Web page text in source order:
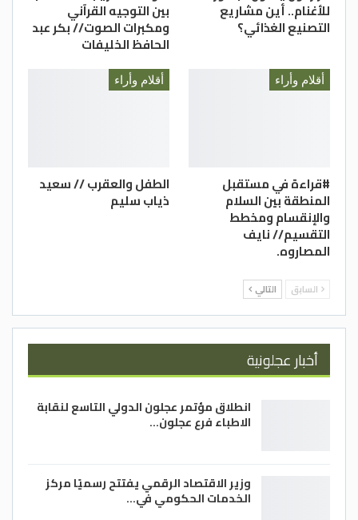
للأغنام.. أين مشاريع
التصنيع الغذائي؟
بين التوجيه القرآني
ومكبرات الصوت// بكر عبد
الحافظ الخليفات
أقلام وأراء
#قراءة في مستقبل
المنطقة بين السلام
والإنقسام ومخطط
التقسيم// نايف
المصاروه.
أقلام وأراء
الطفل والعقرب // سعيد
ذياب سليم
السابق التالي
أخبار عجلونية
انطلاق مؤتمر عجلون الدولي التاسع لنقابة
الاطباء فرع عجلون…
وزير الاقتصاد الرقمي يفتتح رسميًا مركز
الخدمات الحكومي في…